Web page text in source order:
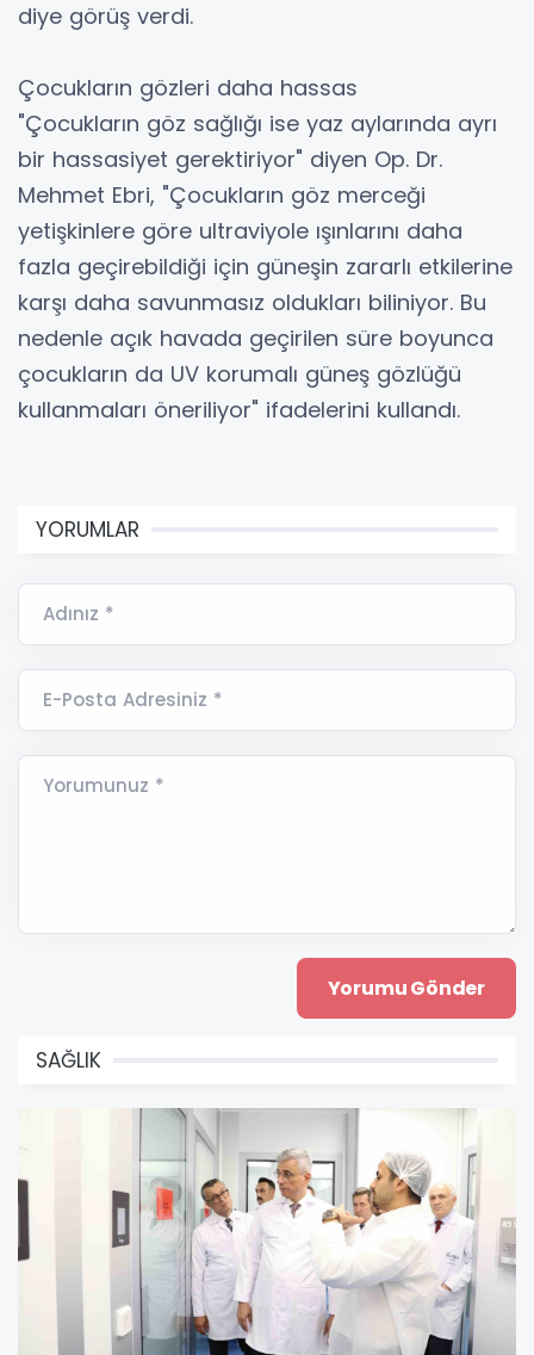
diye görüş verdi.
Çocukların gözleri daha hassas
"Çocukların göz sağlığı ise yaz aylarında ayrı
bir hassasiyet gerektiriyor" diyen Op. Dr.
Mehmet Ebri, "Çocukların göz merceği
yetişkinlere göre ultraviyole ışınlarını daha
fazla geçirebildiği için güneşin zararlı etkilerine
karşı daha savunmasız oldukları biliniyor. Bu
nedenle açık havada geçirilen süre boyunca
çocukların da UV korumalı güneş gözlüğü
kullanmaları öneriliyor" ifadelerini kullandı.
YORUMLAR
Adınız *
E-Posta Adresiniz *
Yorumunuz *
SAĞLIK